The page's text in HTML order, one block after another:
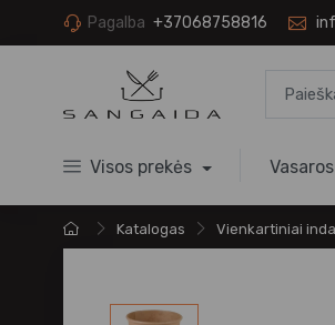
Pagalba +37068758816
Visos prekės
Katalogas Vienkartiniai